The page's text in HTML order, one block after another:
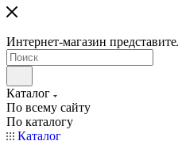
Интернет-магазин
Каталог
По всему сайту
По каталогу
Каталог